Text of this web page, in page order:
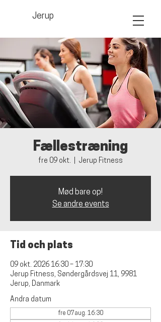
Jerup
Fællestræning
fre 09 okt. Jerup Fitness
Mød bare op!
Se andre events
Tid och plats
09 okt. 2026 16:30 – 17:30
Jerup Fitness, Søndergårdsvej 11, 9981
Jerup, Danmark
Andra datum
fre 07 aug. 16:30